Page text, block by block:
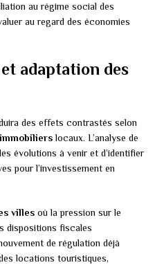
au régime social des
au regard des économies
adaptation des
des effets contrastés selon
locaux. L’analyse de
évolutions à venir et d’identifier
pour l’investissement en
villes où la pression sur le
dispositions fiscales
de régulation déjà
locations touristiques,